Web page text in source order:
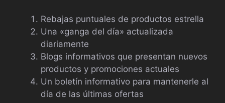
Rebajas puntuales de productos estrella
Una «ganga del día» actualizada
diariamente
Blogs informativos que presentan nuevos
productos y promociones actuales
Un boletín informativo para mantenerle al
día de las últimas ofertas